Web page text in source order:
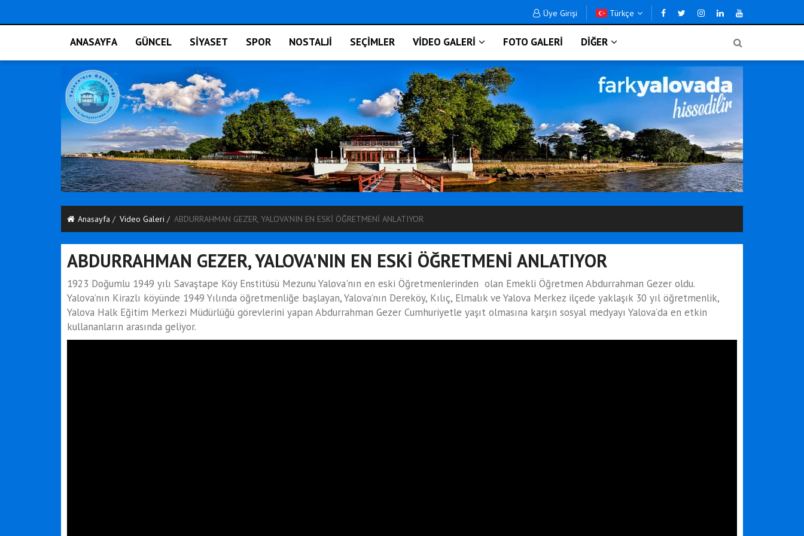
Üye Girişi Türkçe
ANASAYFA GÜNCEL SİYASET SPOR NOSTALJİ SEÇİMLER VİDEO GALERİ FOTO GALERİ DİĞER
Anasayfa Video Galeri ABDURRAHMAN GEZER, YALOVA'NIN EN ESKİ ÖĞRETMENİ ANLATIYOR
ABDURRAHMAN GEZER, YALOVA'NIN EN ESKİ ÖĞRETMENİ ANLATIYOR
1923 Doğumlu 1949 yılı Savaştape Köy Enstitüsü Mezunu Yalova'nın en eski Öğretmenlerinden olan Emekli Öğretmen Abdurrahman Gezer oldu.
Yalova’nın Kirazlı köyünde 1949 Yılında öğretmenliğe başlayan, Yalova’nın Dereköy, Kılıç, Elmalık ve Yalova Merkez ilçede yaklaşık 30 yıl öğretmenlik,
Yalova Halk Eğitim Merkezi Müdürlüğü görevlerini yapan Abdurrahman Gezer Cumhuriyetle yaşıt olmasına karşın sosyal medyayı Yalova’da en etkin
kullananların arasında geliyor.